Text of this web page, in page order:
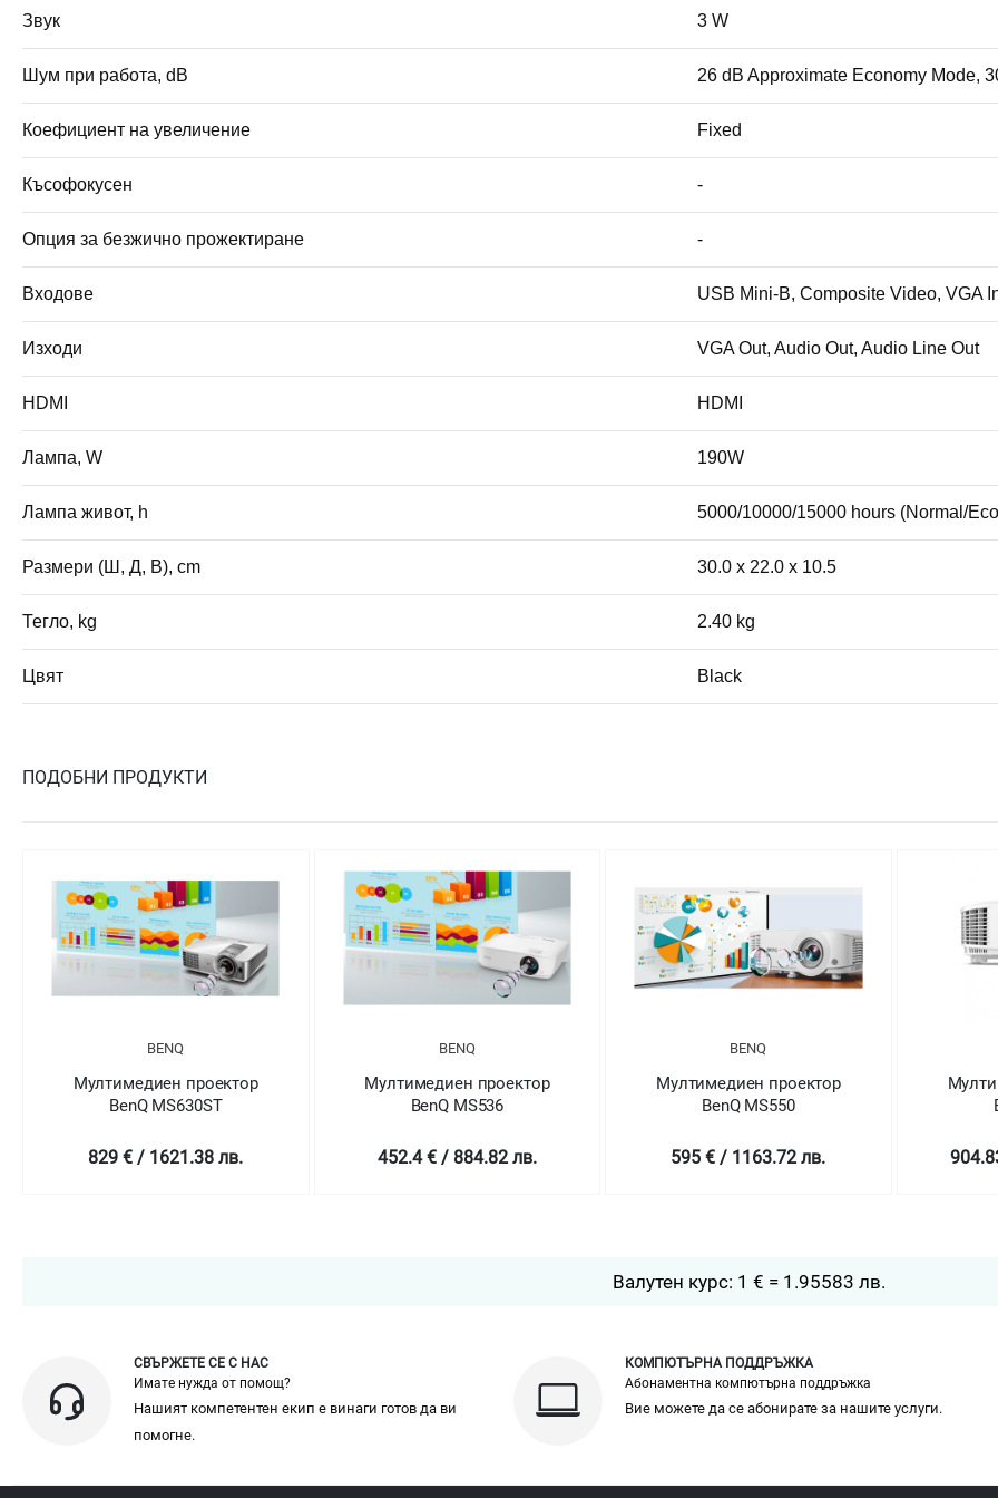
Звук 3 W
Шум при работа, dB 26 dB Approximate Economy Mode,
Коефициент на увеличение Fixed
Късофокусен -
Опция за безжично прожектиране -
Входове USB Mini-B, Composite Video, VGA
Изходи VGA Out, Audio Out, Audio Line Out
HDMI HDMI
Лампа, W 190W
Лампа живот, h 5000/10000/15000 hours (Normal/
Размери (Ш, Д, В), cm 30.0 x 22.0 x 10.5
Тегло, kg 2.40 kg
Цвят Black
ПОДОБНИ ПРОДУКТИ
BENQ
Мултимедиен проектор
BenQ MS630ST
829 € / 1621.38 лв.
BENQ
Мултимедиен проектор
BenQ MS536
452.4 € / 884.82 лв.
BENQ
Мултимедиен проектор
BenQ MS550
595 € / 1163.72 лв.
Валутен курс: 1 € = 1.95583 лв.
СВЪРЖЕТЕ СЕ С НАС
Имате нужда от помощ?
Нашият компетентен екип е винаги готов да ви
помогне.
КОМПЮТЪРНА ПОДДРЪЖКА
Абонаментна компютърна поддръжка
Вие можете да се абонирате за нашите услуги.